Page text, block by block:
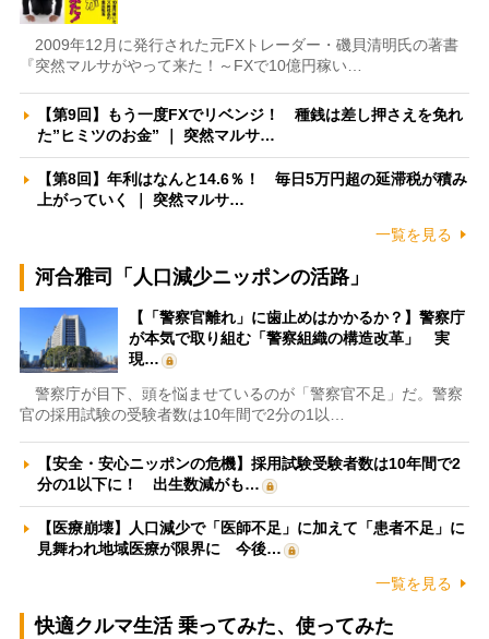
2009年12月に発行された元FXトレーダー・磯貝清明氏の著書
『突然マルサがやって来た！～FXで10億円稼い…
【第9回】もう一度FXでリベンジ！ 種銭は差し押さえを免れ
た”ヒミツのお金” ｜ 突然マルサ…
【第8回】年利はなんと14.6％！ 毎日5万円超の延滞税が積み
上がっていく ｜ 突然マルサ…
一覧を見る
河合雅司「人口減少ニッポンの活路」
【「警察官離れ」に歯止めはかかるか？】警察庁
が本気で取り組む「警察組織の構造改革」 実
現…
警察庁が目下、頭を悩ませているのが「警察官不足」だ。警察
官の採用試験の受験者数は10年間で2分の1以…
【安全・安心ニッポンの危機】採用試験受験者数は10年間で2
分の1以下に！ 出生数減がも…
【医療崩壊】人口減少で「医師不足」に加えて「患者不足」に
見舞われ地域医療が限界に 今後…
一覧を見る
快適クルマ生活 乗ってみた、使ってみた